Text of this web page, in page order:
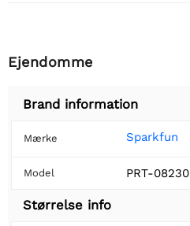
Ejendomme
Brand information
Mærke Sparkfun
Model PRT-08230
Størrelse info